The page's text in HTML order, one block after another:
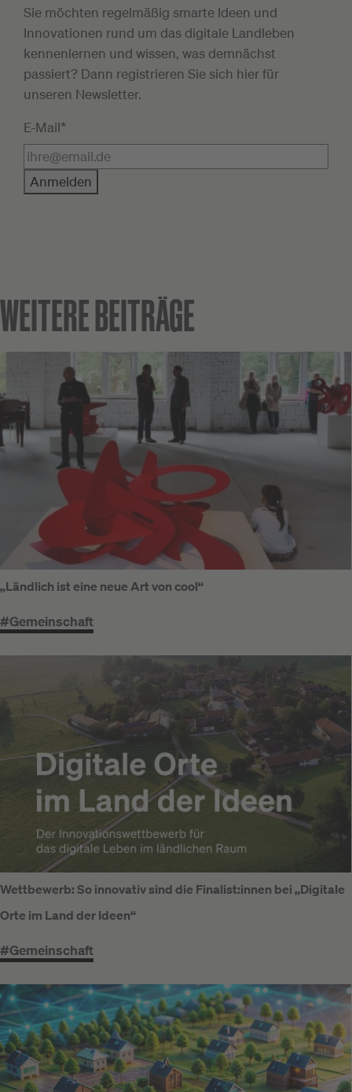
Sie möchten regelmäßig smarte Ideen und
Innovationen rund um das digitale Landleben
kennenlernen und wissen, was demnächst
passiert? Dann registrieren Sie sich hier für
unseren Newsletter.
E-Mail*
Anmelden
WEITERE BEITRÄGE
„Ländlich ist eine neue Art von cool“
#Gemeinschaft
Wettbewerb: So innovativ sind die Finalist:innen bei „Digitale
Orte im Land der Ideen“
#Gemeinschaft